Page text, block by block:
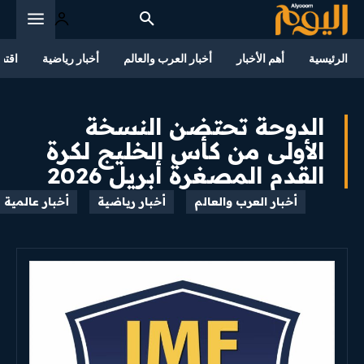
الرئيسية أهم الأخبار أخبار العرب والعالم أخبار رياضية
الدوحة تحتضن النسخة
الأولى من كأس الخليج لكرة
القدم المصغرة أبريل 2026
أخبار العرب والعالم أخبار رياضية أخبار عالمية